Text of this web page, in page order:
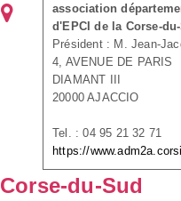
association
d'EPCI de la Corse-
Président : M. Jean-
4, AVENUE DE PARIS
DIAMANT III
20000 AJACCIO
Tel. : 04 95 21 32 71
https://
Corse-du-Sud